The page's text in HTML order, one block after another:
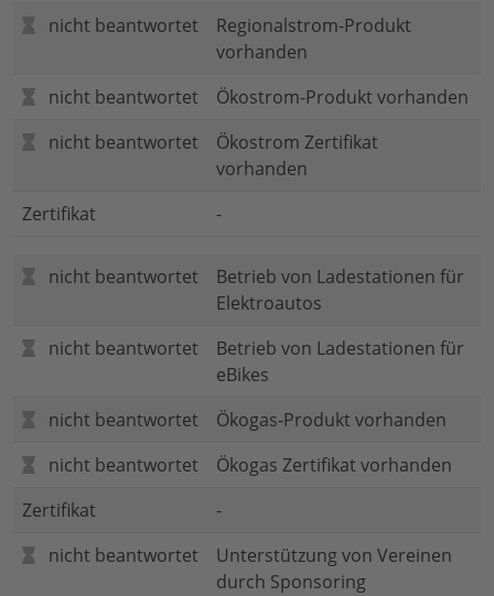
nicht beantwortet
Regionalstrom-Produkt
vorhanden
nicht beantwortet
Ökostrom-Produkt vorhanden
nicht beantwortet
Ökostrom Zertifikat
vorhanden
Zertifikat
-
nicht beantwortet
Betrieb von Ladestationen für
Elektroautos
nicht beantwortet
Betrieb von Ladestationen für
eBikes
nicht beantwortet
Ökogas-Produkt vorhanden
nicht beantwortet
Ökogas Zertifikat vorhanden
Zertifikat
-
nicht beantwortet
Unterstützung von Vereinen
durch Sponsoring